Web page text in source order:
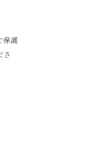
保護
さ